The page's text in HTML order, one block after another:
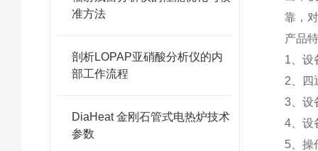
准方法
剖析LOPAP亚硝酸分析仪的内
部工作流程
DiaHeat 金刚石管式电热炉技术
参数
靠，
产品
1、设
2、四
3、设
4、设
5、操